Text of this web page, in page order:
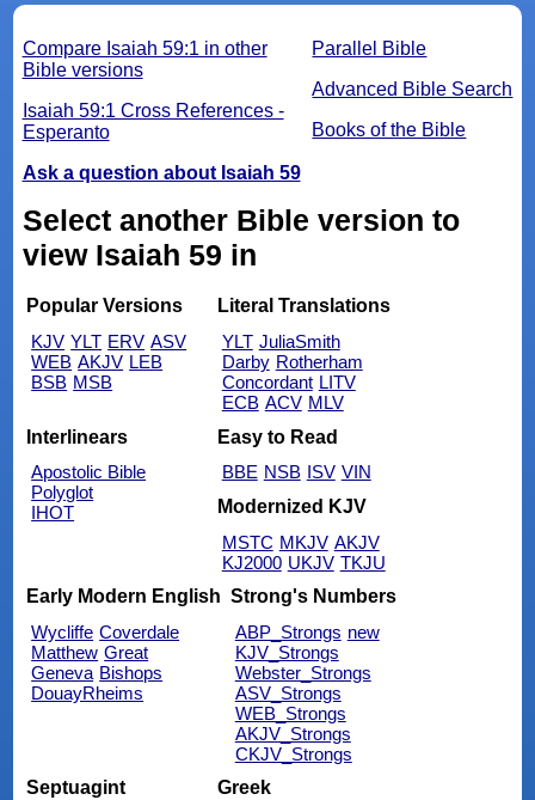
Parallel Bible
Advanced Bible Search
Books of the Bible
Compare Isaiah 59:1 in other
Bible versions
Isaiah 59:1 Cross References -
Esperanto
Ask a question about Isaiah 59
Select another Bible version to
view Isaiah 59 in
Popular Versions
KJV YLT ERV ASV
WEB AKJV LEB
BSB MSB
Literal Translations
YLT JuliaSmith
Darby Rotherham
Concordant LITV
ECB ACV MLV
Interlinears
Apostolic Bible
Polyglot
IHOT
Easy to Read
BBE NSB ISV VIN
Modernized KJV
MSTC MKJV AKJV
KJ2000 UKJV TKJU
Early Modern English
Wycliffe Coverdale
Matthew Great
Geneva Bishops
DouayRheims
Strong's Numbers
ABP_Strongs new
KJV_Strongs
Webster_Strongs
ASV_Strongs
WEB_Strongs
AKJV_Strongs
CKJV_Strongs
Septuagint
Greek